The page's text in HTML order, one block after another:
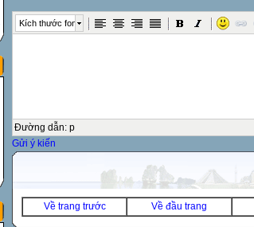
Kích thước font
Đường dẫn: p
Gửi ý kiến
Về trang trước Về đầu trang